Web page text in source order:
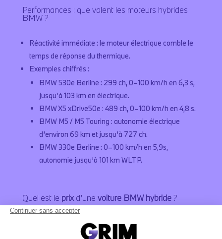
Performances : que valent les moteurs hybrides
BMW ?
Réactivité immédiate : le moteur électrique comble le
temps de réponse du thermique.
Exemples chiffrés :
BMW 530e Berline : 299 ch, 0–100 km/h en 6,3 s,
jusqu’à 103 km en électrique.
BMW X5 xDrive50e : 489 ch, 0–100 km/h en 4,8 s.
BMW M5 / M5 Touring : autonomie électrique
d’environ 69 km et jusqu’à 727 ch.
BMW 330e Berline : 0–100 km/h en 5,9s,
autonomie jusqu’à 101 km WLTP.
Quel est le prixd’une voiture BMW hybride?
À l’heure où nous écrivons ces lignes, les prix proposés